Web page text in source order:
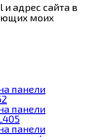
адрес сайта в
моих
панели
панели
панели